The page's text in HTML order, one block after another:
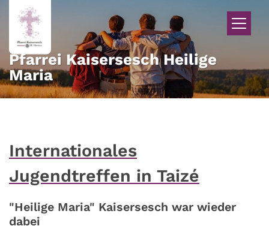
Zum Inhalt springen
Pfarrei Kaisersesch Heilige
Maria
Internationales
Jugendtreffen in Taizé
"Heilige Maria" Kaisersesch war wieder
dabei